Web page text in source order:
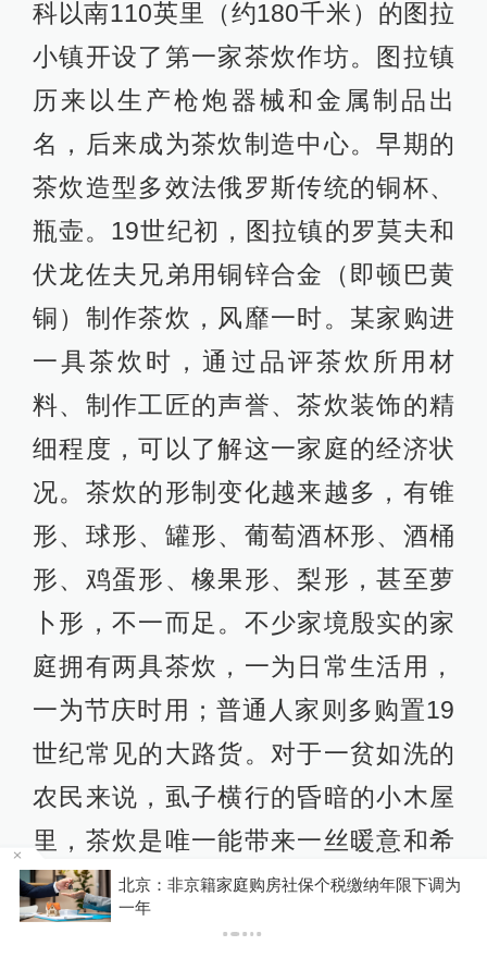
科以南110英里（约180千米）的图拉
小镇开设了第一家茶炊作坊。图拉镇
历来以生产枪炮器械和金属制品出
名，后来成为茶炊制造中心。早期的
茶炊造型多效法俄罗斯传统的铜杯、
瓶壶。19世纪初，图拉镇的罗莫夫和
伏龙佐夫兄弟用铜锌合金（即顿巴黄
铜）制作茶炊，风靡一时。某家购进
一具茶炊时，通过品评茶炊所用材
料、制作工匠的声誉、茶炊装饰的精
细程度，可以了解这一家庭的经济状
况。茶炊的形制变化越来越多，有锥
形、球形、罐形、葡萄酒杯形、酒桶
形、鸡蛋形、橡果形、梨形，甚至萝
卜形，不一而足。不少家境殷实的家
庭拥有两具茶炊，一为日常生活用，
一为节庆时用；普通人家则多购置19
世纪常见的大路货。对于一贫如洗的
农民来说，虱子横行的昏暗的小木屋
里，茶炊是唯一能带来一丝暖意和希
望的家产。一旦赤贫的农民无力缴纳
官府的捐税，征税官就会上门催讨，
北京：非京籍家庭购房社保个税缴纳年限下调为
一年